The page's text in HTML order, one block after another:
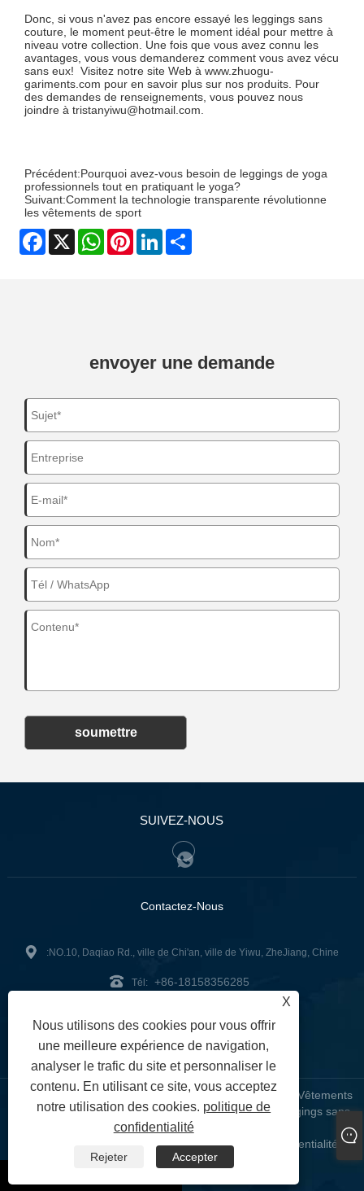
Donc, si vous n'avez pas encore essayé les leggings sans
couture, le moment peut-être le moment idéal pour mettre à
niveau votre collection. Une fois que vous avez connu les
avantages, vous vous demanderez comment vous avez vécu
sans eux! Visitez notre site Web à www.zhuogu-
gariments.com pour en savoir plus sur nos produits. Pour
des demandes de renseignements, vous pouvez nous
joindre à tristanyiwu@hotmail.com.
Précédent:Pourquoi avez-vous besoin de leggings de yoga
professionnels tout en pratiquant le yoga?
Suivant:Comment la technologie transparente révolutionne
les vêtements de sport
Facebook
X WhatsAppPinterestLinkedIn
envoyer une demande
soumettre
SUIVEZ-NOUS
Contactez-Nous
:NO.10, Daqiao Rd., ville de Chi'an, ville de Yiwu, ZheJiang, Chine
Tél: +86-18158356285
Fax: +86-579-89979099
Copyright © 2024 ZheJiangZhuoGu Clothing Co., Ltd. - Vêtements
de yoga sans couture, soutien-gorge sans couture, leggings sans
couture - Tous droits réservés
| XML | politique de confidentialité |
X
Nous utilisons des cookies pour vous offrir
une meilleure expérience de navigation,
analyser le trafic du site et personnaliser le
contenu. En utilisant ce site, vous acceptez
notre utilisation des cookies. politique de
confidentialité
Rejeter Accepter